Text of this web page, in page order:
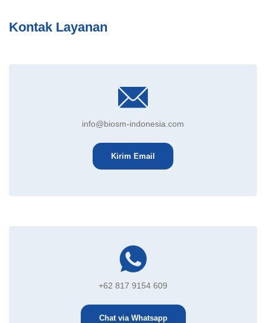
Kontak Layanan
info@biosm-indonesia.com
Kirim Email
+62 817 9154 609
Chat via Whatsapp